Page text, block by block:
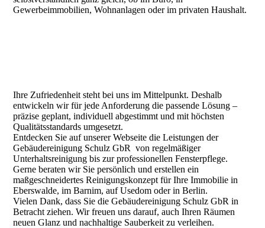
Gewerbeimmobilien, Wohnanlagen oder im privaten Haushalt.
Ihre Zufriedenheit steht bei uns im Mittelpunkt. Deshalb
entwickeln wir für jede Anforderung die passende Lösung –
präzise geplant, individuell abgestimmt und mit höchsten
Qualitätsstandards umgesetzt.
Entdecken Sie auf unserer Webseite die Leistungen der
Gebäudereinigung Schulz GbR von regelmäßiger
Unterhaltsreinigung bis zur professionellen Fensterpflege.
Gerne beraten wir Sie persönlich und erstellen ein
maßgeschneidertes Reinigungskonzept für Ihre Immobilie in
Eberswalde, im Barnim, auf Usedom oder in Berlin.
Vielen Dank, dass Sie die Gebäudereinigung Schulz GbR in
Betracht ziehen. Wir freuen uns darauf, auch Ihren Räumen
neuen Glanz und nachhaltige Sauberkeit zu verleihen.